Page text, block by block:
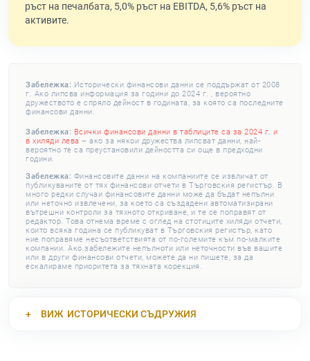
ръст на печалбата, 5,0% ръст на EBITDA, 5,6% ръст на
активите.
Забележка: Исторически финансови данни се поддържат от 2008
г. Ако липсва информация за години до 2024 г. , вероятно
дружеството е спряло дейност в годината, за която са последните
финансови данни.
Забележка: Всички финансови данни в таблиците са за 2024 г. и
в хиляди лева – ако за някои дружества липсват данни, най-
вероятно те са преустановили дейността си още в предходни
години.
Забележка: Финансовите данни на компаниите се извличат от
публикуваните от тях финансови отчети в Търговския регистър. В
много редки случаи финансовите данни може да бъдат непълни
или неточно извлечени, за което са създадени автоматизирани
вътрешни контроли за тяхното откриване, и те се поправят от
редактор. Това отнема време с оглед на стотиците хиляди отчети,
които всяка година се публикуват в Търговския регистър, като
ние поправяме несъответствията от по-големите към по-малките
компании. Ако забележите непълноти или неточности във вашите
или в други финансови отчети, можете да ни пишете, за да
ескалираме приоритета за тяхната корекция.
ВИЖ ИСТОРИЧЕСКИ СЪДРУЖИЯ